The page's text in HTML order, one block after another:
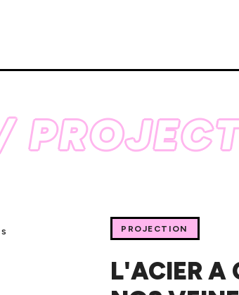
PROJECTION
L'ACIER A